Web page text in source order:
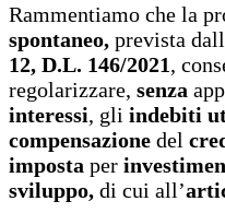
Rammentiamo che la
spontaneo, prevista
12, D.L. 146/2021,
regolarizzare, senza
interessi, gli indebiti
compensazione del
imposta per
sviluppo, di cui all’